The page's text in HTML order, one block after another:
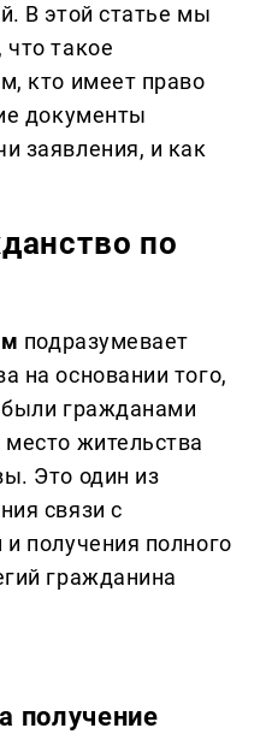
В этой статье мы
такое
кто имеет право
документы
заявления, и как
по
подразумевает
на основании того,
были гражданами
жительства
Это один из
связи с
получения полного
гражданина
получение